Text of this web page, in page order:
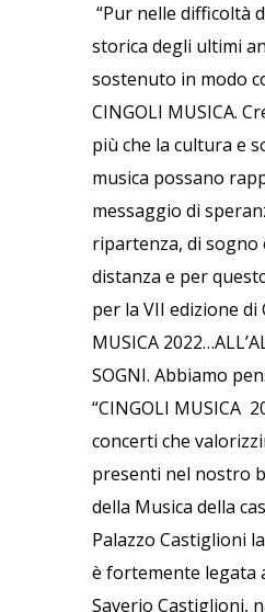
“Pur nelle difficoltà
storica degli ultimi
sostenuto in modo
CINGOLI MUSICA.
più che la cultura e
musica possano
messaggio di
ripartenza, di sogno
distanza e per
per la VII edizione di
MUSICA
SOGNI. Abbiamo
“CINGOLI MUSICA
concerti che
presenti nel nostro
della Musica della
Palazzo Castiglioni
è fortemente legata
Saverio Castiglioni,